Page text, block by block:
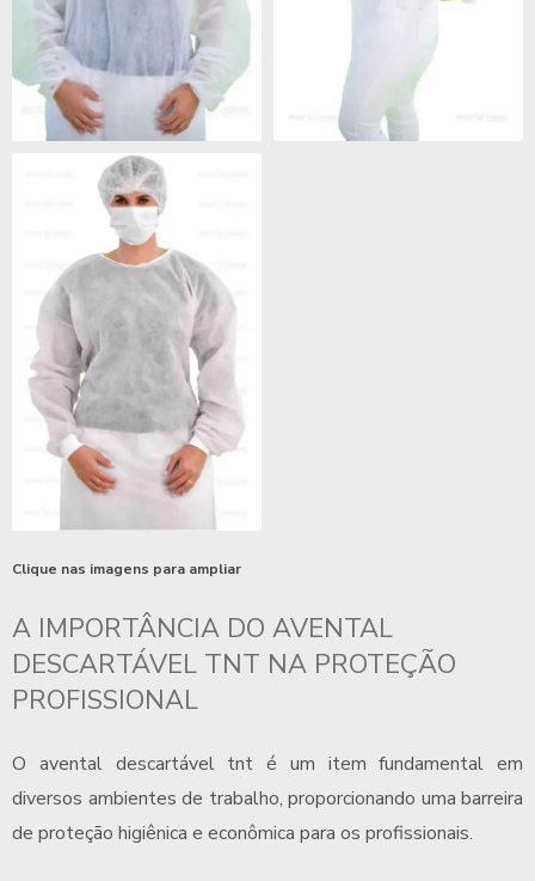
Clique nas imagens para ampliar
A IMPORTÂNCIA DO AVENTAL
DESCARTÁVEL TNT NA PROTEÇÃO
PROFISSIONAL
O avental descartável tnt é um item fundamental em
diversos ambientes de trabalho, proporcionando uma barreira
de proteção higiênica e econômica para os profissionais.